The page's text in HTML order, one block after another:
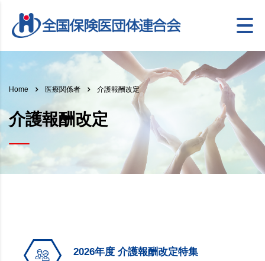
Home 医療関係者 介護報酬改定
介護報酬改定
2026年度 介護報酬改定特集